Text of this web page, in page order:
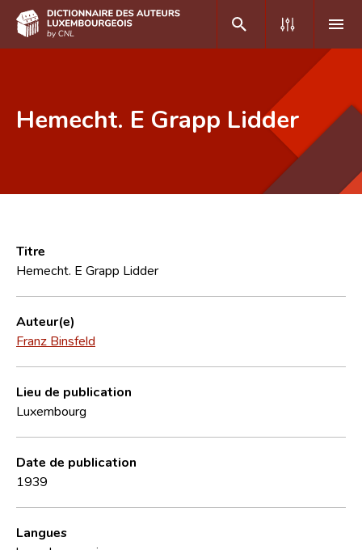
Foire aux questions
CNL
Équipe scientifique
Contact
Hemecht. E Grapp Lidder
Titre
Hemecht. E Grapp Lidder
Auteur(e)
Franz Binsfeld
Lieu de publication
Luxembourg
Date de publication
1939
Langues